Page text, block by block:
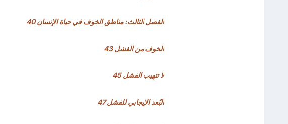
الفصل الثالث: مناطق الخوف في حياة الإنسان 40
الخوف من الفشل 43
لا تتهيب الفشل 45
البُعد الإيجابي للفشل 47